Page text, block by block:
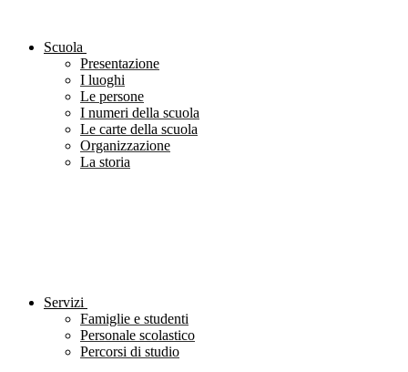
Scuola
Presentazione
I luoghi
Le persone
I numeri della scuola
Le carte della scuola
Organizzazione
La storia
Servizi
Famiglie e studenti
Personale scolastico
Percorsi di studio